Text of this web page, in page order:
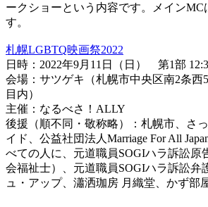
ークショーという内容です。メインMC
す。
札幌LGBTQ映画祭2022
日時：2022年9月11日（日） 第1部
会場：サツゲキ（札幌市中央区南2条西
目内）
主催：なるべさ！ALLY
後援（順不同・敬称略）：札幌市、さ
イド、公益社団法人Marriage For All
べての人に、元道職員SOGIハラ訴訟原
会福祉士）、元道職員SOGIハラ訴訟弁
ュ・アップ、瀟洒珈房 月織堂、かず部